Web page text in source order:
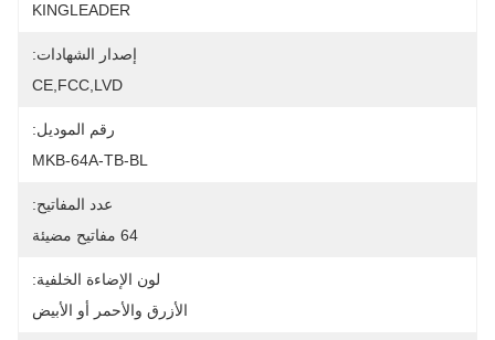
KINGLEADER
إصدار الشهادات:
CE,FCC,LVD
رقم الموديل:
MKB-64A-TB-BL
عدد المفاتيح:
64 مفاتيح مضيئة
لون الإضاءة الخلفية:
الأزرق والأحمر أو الأبيض